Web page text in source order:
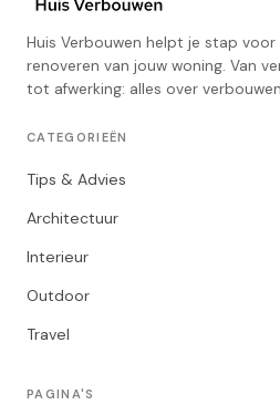
Huis Verbouwen helpt je stap
renoveren van jouw woning. Van
tot afwerking: alles over
CATEGORIEËN
Tips & Advies
Architectuur
Interieur
Outdoor
Travel
PAGINA'S